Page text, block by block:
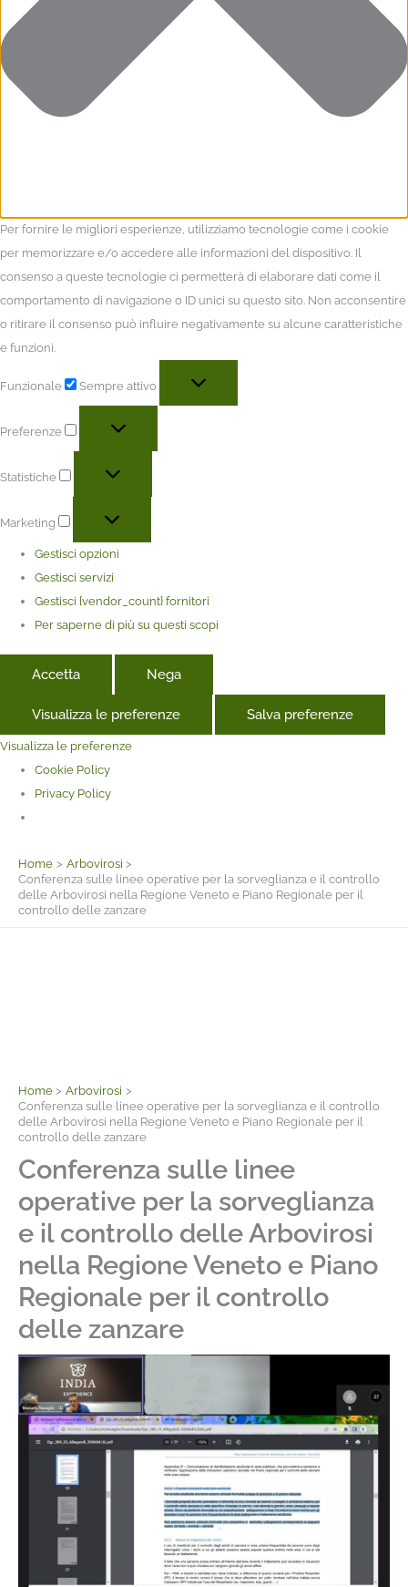
Per fornire le migliori esperienze, utilizziamo tecnologie come i cookie
per memorizzare e/o accedere alle informazioni del dispositivo. Il
consenso a queste tecnologie ci permetterà di elaborare dati come il
comportamento di navigazione o ID unici su questo sito. Non acconsentire
o ritirare il consenso può influire negativamente su alcune caratteristiche
e funzioni.
Funzionale Sempre attivo
Preferenze
Statistiche
Marketing
Gestisci opzioni
Gestisci servizi
Gestisci {vendor_count} fornitori
Per saperne di più su questi scopi
Accetta Nega
Visualizza le preferenze Salva preferenze
Visualizza le preferenze
Cookie Policy
Privacy Policy
Home
Arbovirosi
Conferenza sulle linee operative per la sorveglianza e il controllo
delle Arbovirosi nella Regione Veneto e Piano Regionale per il
controllo delle zanzare
Home
Arbovirosi
Conferenza sulle linee operative per la sorveglianza e il controllo
delle Arbovirosi nella Regione Veneto e Piano Regionale per il
controllo delle zanzare
Conferenza sulle linee
operative per la sorveglianza
e il controllo delle Arbovirosi
nella Regione Veneto e Piano
Regionale per il controllo
delle zanzare